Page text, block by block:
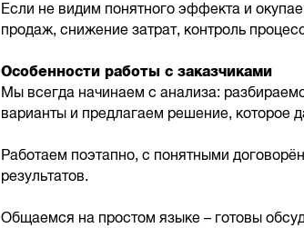
Если не видим понятного эффекта и
продаж, снижение затрат, контроль
Особенности работы с заказчиками
Мы всегда начинаем с анализа:
варианты и предлагаем решение, которое
Работаем поэтапно, с понятными
результатов.
Общаемся на простом языке – готовы